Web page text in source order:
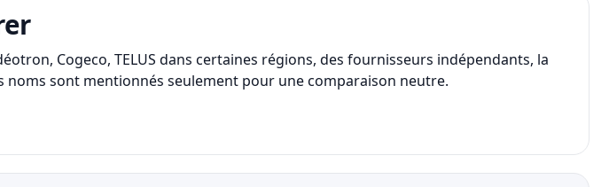
Cogeco, TELUS dans certaines régions, des fournisseurs indépendants, la
noms sont mentionnés seulement pour une comparaison neutre.